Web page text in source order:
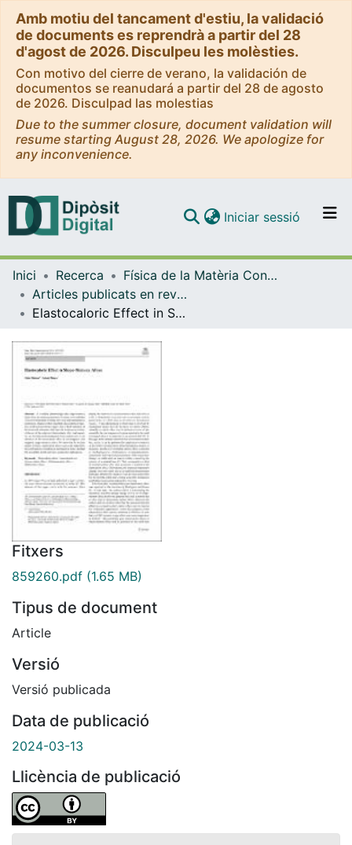
Amb motiu del tancament d'estiu, la validació
de documents es reprendrà a partir del 28
d'agost de 2026. Disculpeu les molèsties.
Con motivo del cierre de verano, la validación de
documentos se reanudará a partir del 28 de agosto
de 2026. Disculpad las molestias
Due to the summer closure, document validation will
resume starting August 28, 2026. We apologize for
any inconvenience.
Navega per tot el DD
Com publicar
Iniciar sessió (current)
Inici Recerca
Física de la Matèria Condensada
Articles publicats en revistes (Física de la Matèria Condensada)
Elastocaloric Effect in Shape-Memory Alloys
Fitxers
859260.pdf (1.65 MB)
Tipus de document
Article
Versió
Versió publicada
Data de publicació
2024-03-13
Llicència de publicació